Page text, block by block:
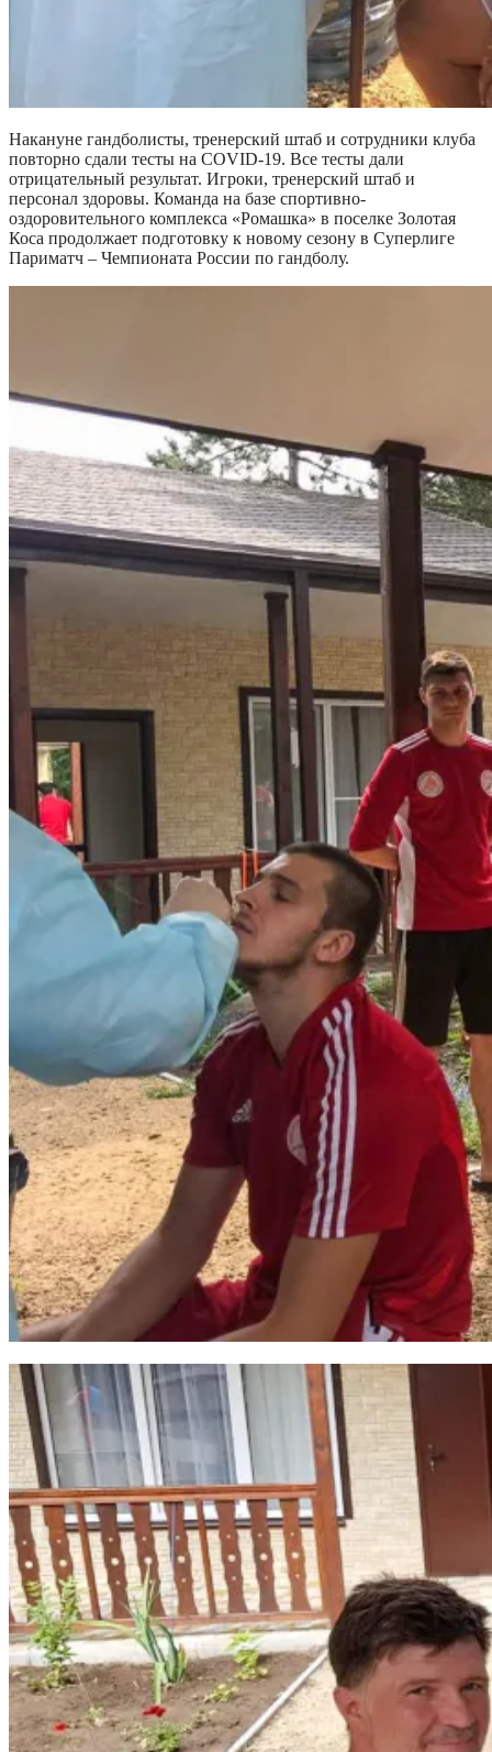
Накануне гандболисты, тренерский штаб и сотрудники клуба
повторно сдали тесты на COVID-19. Все тесты дали
отрицательный результат. Игроки, тренерский штаб и
персонал здоровы. Команда на базе спортивно-
оздоровительного комплекса «Ромашка» в поселке Золотая
Коса продолжает подготовку к новому сезону в Суперлиге
Париматч – Чемпионата России по гандболу.